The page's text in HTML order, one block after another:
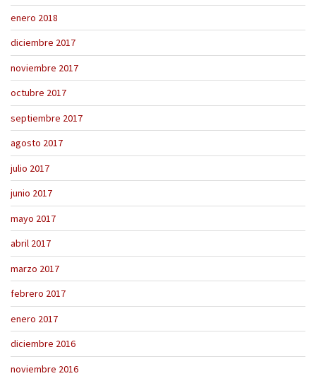
enero 2018
diciembre 2017
noviembre 2017
octubre 2017
septiembre 2017
agosto 2017
julio 2017
junio 2017
mayo 2017
abril 2017
marzo 2017
febrero 2017
enero 2017
diciembre 2016
noviembre 2016